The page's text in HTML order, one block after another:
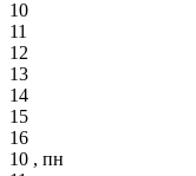
10
11
12
13
14
15
16
10 , пн